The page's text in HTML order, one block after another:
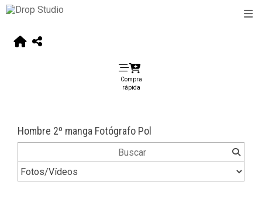
Compra
rápida
Hombre 2º manga Fotógrafo Pol